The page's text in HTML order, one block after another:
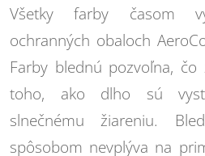
Všetky farby časom
ochranných obaloch
Farby blednú pozvoľna,
toho, ako dlho sú
slnečnému žiareniu.
spôsobom nevplýva na